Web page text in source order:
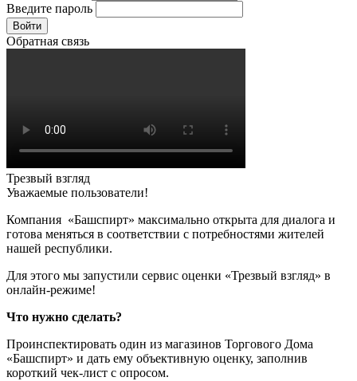
Введите пароль
Войти
Обратная связь
Трезвый взгляд
Уважаемые пользователи!
Компания «Башспирт» максимально открыта для диалога и
готова меняться в соответствии с потребностями жителей
нашей республики.
Для этого мы запустили сервис оценки «Трезвый взгляд» в
онлайн-режиме!
Что нужно сделать?
Проинспектировать один из магазинов Торгового Дома
«Башспирт» и дать ему объективную оценку, заполнив
короткий чек-лист с опросом.